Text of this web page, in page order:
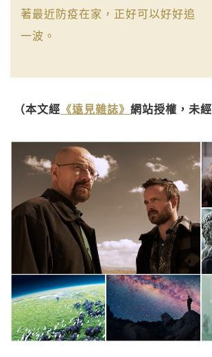
著最近防疫在家，正好可以好好追
一波。
（本文經 《遠見雜誌》 網站授權，未